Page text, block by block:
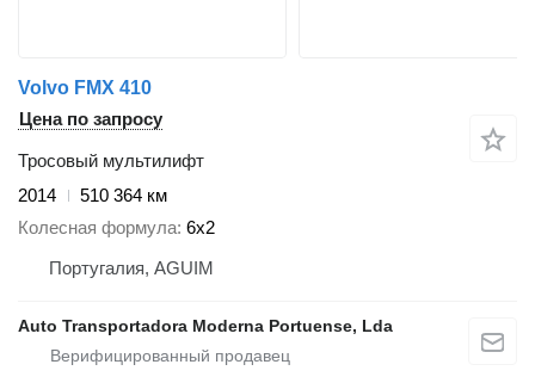
Volvo FMX 410
Цена по запросу
Тросовый мультилифт
2014
510 364 км
Колесная формула 6x2
Португалия, AGUIM
Auto Transportadora Moderna Portuense, Lda